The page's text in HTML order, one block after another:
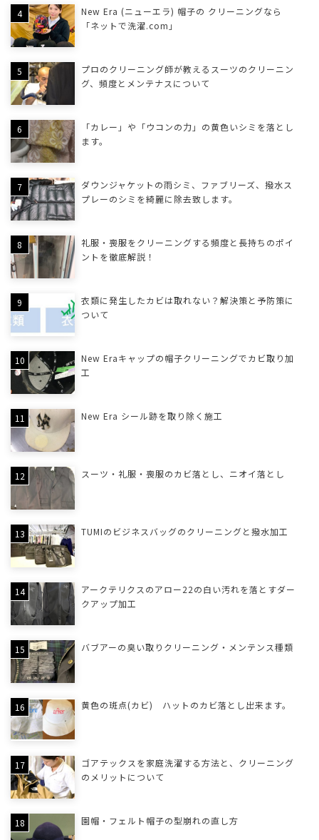
New Era (ニューエラ) 帽子の クリーニングなら
「ネットで洗濯.com」
プロのクリーニング師が教えるスーツのクリーニン
グ、頻度とメンテナスについて
「カレー」や「ウコンの力」の黄色いシミを落とし
ます。
ダウンジャケットの雨シミ、ファブリーズ、撥水ス
プレーのシミを綺麗に除去致します。
礼服・喪服をクリーニングする頻度と長持ちのポイ
ントを徹底解説！
衣類に発生したカビは取れない？解決策と予防策に
ついて
New Eraキャップの帽子クリーニングでカビ取り加
工
New Era シール跡を取り除く施工
スーツ・礼服・喪服のカビ落とし、ニオイ落とし
TUMIのビジネスバッグのクリーニングと撥水加工
アークテリクスのアロー22の白い汚れを落とすダー
クアップ加工
バブアーの臭い取りクリーニング・メンテンス種類
黄色の斑点(カビ) ハットのカビ落とし出来ます。
ゴアテックスを家庭洗濯する方法と、クリーニング
のメリットについて
園帽・フェルト帽子の型崩れの直し方